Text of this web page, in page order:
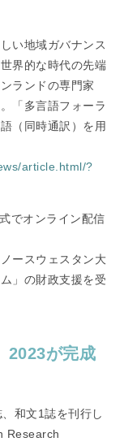
い地域ガバナンス
界的な時代の先端
ランドの専門家
「多言語フォーラ
（同時通訳）を用
article.html/?
でオンライン配信
ースウェスタン大
」の財政支援を受
が完成
和文1誌を刊行し
Research